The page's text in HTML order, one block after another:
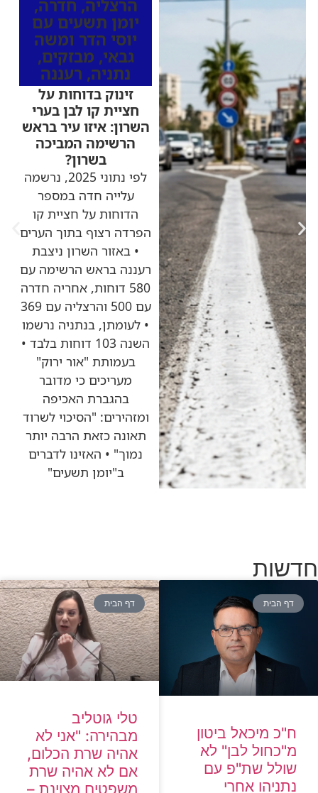
הרצליה, חדרה,
יומן תשעים עם
יוסי הדר ומשה
גבאי, מבזקים,
נתניה, רעננה
זינוק בדוחות על
חציית קו לבן בערי
השרון: איזו עיר בראש
הרשימה המביכה
בשרון?
לפי נתוני 2025, נרשמה
עלייה חדה במספר
הדוחות על חציית קו
הפרדה רצוף בתוך הערים
• באזור השרון ניצבת
רעננה בראש הרשימה עם
580 דוחות, אחריה חדרה
עם 500 והרצליה עם 369
• לעומתן, בנתניה נרשמו
השנה 103 דוחות בלבד •
בעמותת "אור ירוק"
מעריכים כי מדובר
בהגברת האכיפה
ומזהירים: "הסיכוי לשרוד
תאונה כזאת הרבה יותר
נמוך" • האזינו לדברים
ב"יומן תשעים"
חדשות
דף הבית
ח"כ מיכאל ביטון
מ"כחול לבן" לא
שולל שת"פ עם
נתניהו אחרי
דף הבית
טלי גוטליב
מבהירה: "אני לא
אהיה שרת הכלום,
אם לא אהיה שרת
משפטים מצוינת –